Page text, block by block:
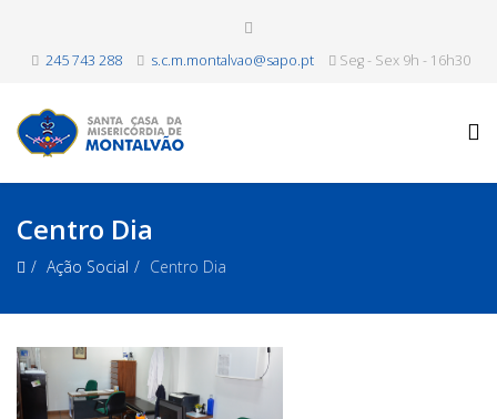
245 743 288 s.c.m.montalvao@sapo.pt Seg - Sex 9h - 16h30
Centro Dia
Ação Social Centro Dia